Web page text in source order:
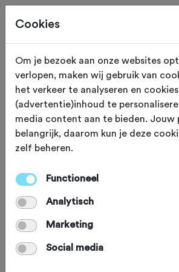
119,2 KM Gunerath (Buitenland)
Langs de
Je zakt vanuit Gunerath
zuiden om te klimmen
wijngaarden aan de
af naar Cochem, het
vakwerkstadje met zijn
Cookies
Om je bezoek aan onze websites
verlopen, maken wij gebruik van
het verkeer te analyseren en
(advertentie)inhoud te
media content aan te bieden. Jouw
belangrijk, daarom kun je deze
zelf beheren.
Functioneel
Analytisch
Marketing
Social media